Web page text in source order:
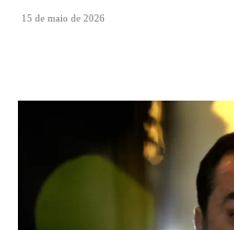
15 de maio de 2026